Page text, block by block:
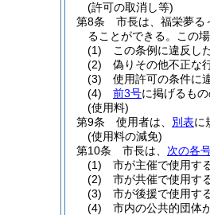
(許可の取消し等)
第8条
市長は、福栄夢る
ることができる。
この
(1)
この条例に違反し
(2)
偽りその他不正な
(3)
使用許可の条件に
(4)
前3号に掲げるも
(使用料)
第9条
使用者は、 別表に
(使用料の減免)
第10条
市長は、 次の各
(1)
市が主催で使用す
(2)
市が共催で使用す
(3)
市が後援で使用す
(4)
市内の公共的団体